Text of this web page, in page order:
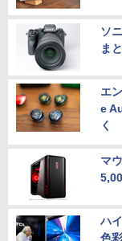
ソ
ま
エ
e
く
マ
ハ
色